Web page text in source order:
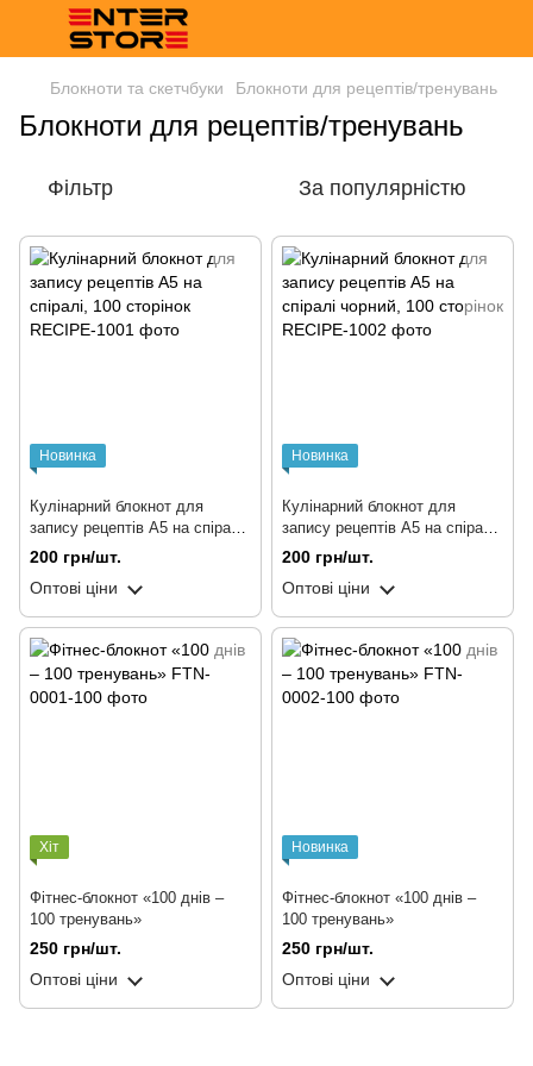
Блокноти та скетчбуки Блокноти для рецептів/тренувань
Блокноти для рецептів/тренувань
Фільтр За популярністю
Новинка
Кулінарний блокнот для
запису рецептів A5 на спіралі,
100 сторінок​
200 грн/шт.
Оптові ціни
Новинка
Кулінарний блокнот для
запису рецептів A5 на спіралі
чорний, 100 сторінок​
200 грн/шт.
Оптові ціни
Хіт
Фітнес-блокнот «100 днів –
100 тренувань»
250 грн/шт.
Оптові ціни
Новинка
Фітнес-блокнот «100 днів –
100 тренувань»
250 грн/шт.
Оптові ціни